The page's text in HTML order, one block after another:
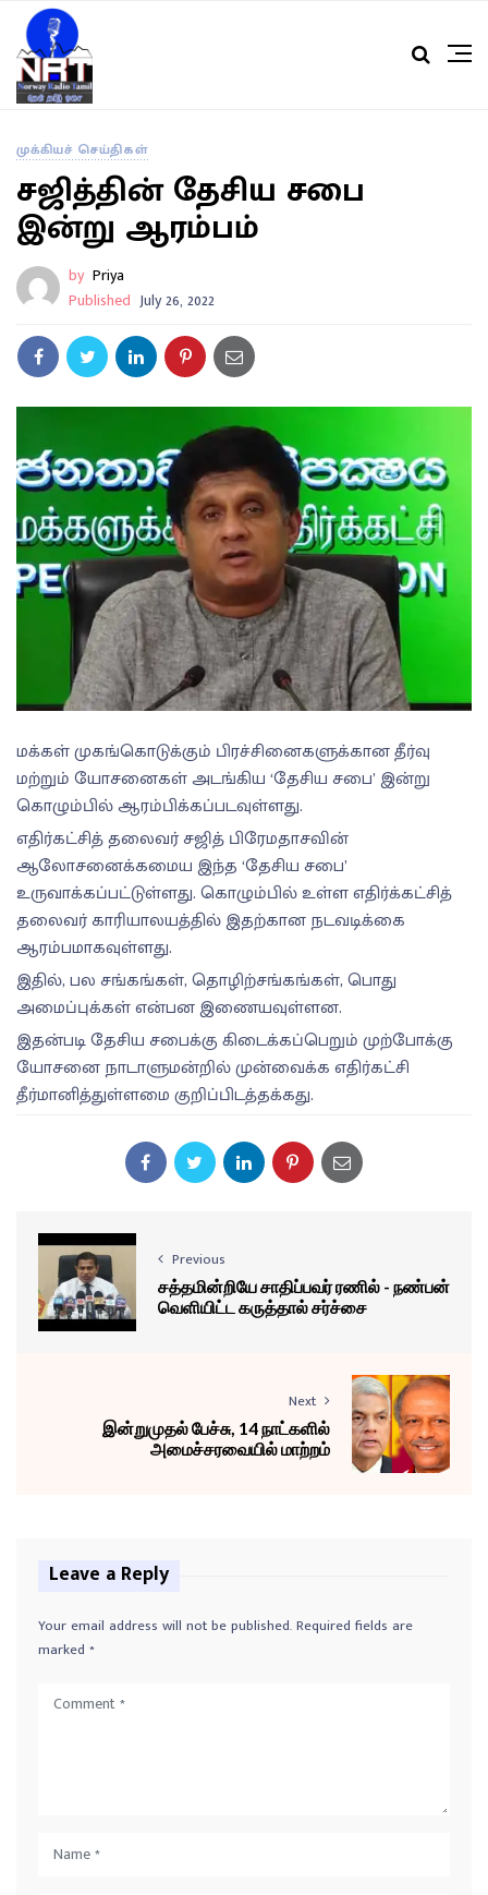
முக்கியச் செய்திகள்
சஜித்தின் தேசிய சபை
இன்று ஆரம்பம்
by Priya
Published July 26, 2022
மக்கள் முகங்கொடுக்கும் பிரச்சினைகளுக்கான தீர்வு
மற்றும் யோசனைகள் அடங்கிய ‘தேசிய சபை’ இன்று
கொழும்பில் ஆரம்பிக்கப்படவுள்ளது.
எதிர்கட்சித் தலைவர் சஜித் பிரேமதாசவின்
ஆலோசனைக்கமைய இந்த ‘தேசிய சபை’
உருவாக்கப்பட்டுள்ளது. கொழும்பில் உள்ள எதிர்க்கட்சித்
தலைவர் காரியாலயத்தில் இதற்கான நடவடிக்கை
ஆரம்பமாகவுள்ளது.
இதில், பல சங்கங்கள், தொழிற்சங்கங்கள், பொது
அமைப்புக்கள் என்பன இணையவுள்ளன.
இதன்படி தேசிய சபைக்கு கிடைக்கப்பெறும் முற்போக்கு
யோசனை நாடாளுமன்றில் முன்வைக்க எதிர்கட்சி
தீர்மானித்துள்ளமை குறிப்பிடத்தக்கது.
Previous
சத்தமின்றியே சாதிப்பவர் ரணில் - நண்பன்
வெளியிட்ட கருத்தால் சர்ச்சை
Next
இன்றுமுதல் பேச்சு, 14 நாட்களில்
அமைச்சரவையில் மாற்றம்
Leave a Reply
Your email address will not be published.Required fields are
marked *